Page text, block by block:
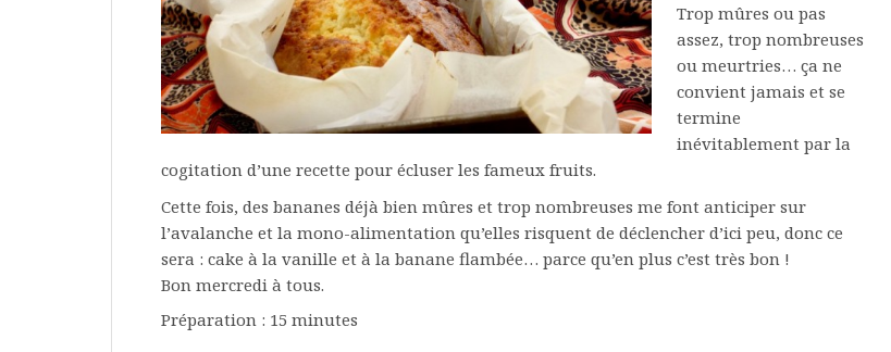
Trop mûres ou pas
assez, trop nombreuses
ou meurtries… ça ne
convient jamais et se
termine
inévitablement par la
cogitation d’une recette pour écluser les fameux fruits.
Cette fois, des bananes déjà bien mûres et trop nombreuses me font anticiper sur
l’avalanche et la mono-alimentation qu’elles risquent de déclencher d’ici peu, donc ce
sera : cake à la vanille et à la banane flambée… parce qu’en plus c’est très bon !
Bon mercredi à tous.
Préparation : 15 minutes